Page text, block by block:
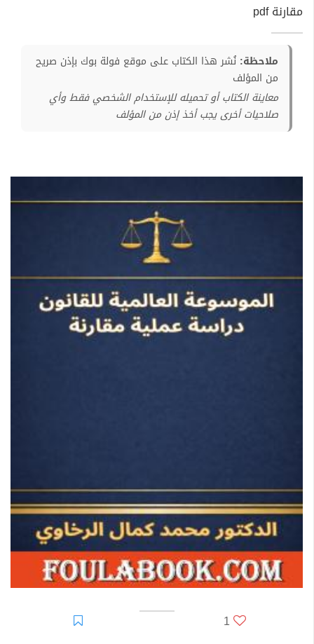
مقارنة pdf
ملاحظة: نُشر هذا الكتاب على موقع فولة بوك بإذن صريح
من المؤلف
معاينة الكتاب أو تحميله للإستخدام الشخصي فقط وأي
صلاحيات أخرى يجب أخذ إذن من المؤلف
1